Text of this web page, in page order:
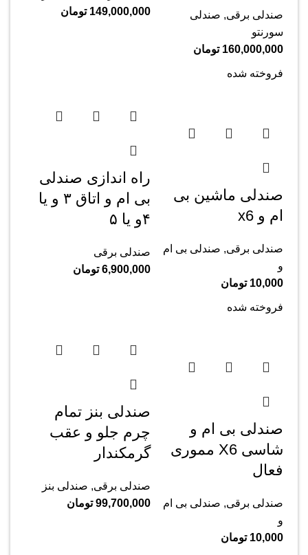
صندلی برقی, صندلی
سورنتو
160,000,000 تومان
149,000,000 تومان
فروخته شده
صندلی ماشین بی
ام و x6
صندلی برقی, صندلی بی ام
و
10,000 تومان
راه اندازی صندلی
بی ام و اتاق ۳ و یا
۴و یا ۵
صندلی برقی
6,900,000 تومان
فروخته شده
صندلی بی ام و
شاسی X6 مموری
فعال
صندلی برقی, صندلی بی ام
و
10,000 تومان
صندلی بنز تمام
چرم جلو و عقب
گرمکندار
صندلی برقی, صندلی بنز
99,700,000 تومان